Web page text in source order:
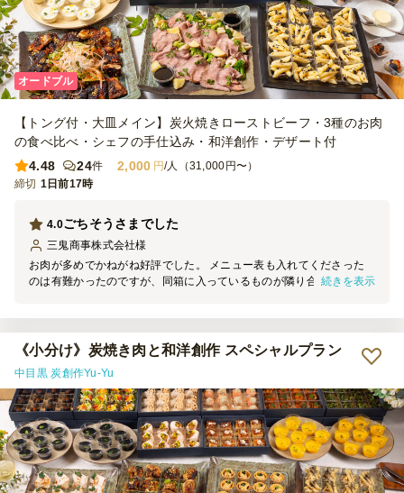
オードブル
【トング付・大皿メイン】炭火焼きローストビーフ・3種のお肉
の食べ比べ・シェフの手仕込み・和洋創作・デザート付
4.48
24件 2,000 円/人（31,000円〜）
締切 1日前17時
ごちそうさまでした
4.0
三鬼商事株式会社様
お肉が多めでかねがね好評でした。 メニュー表も入れてくださった
のは有難かったのですが、同箱に入っているものが隣り合わせに書い
続きを表示
《小分け》炭焼き肉と和洋創作 スペシャルプラン
中目黒 炭創作Yu-Yu